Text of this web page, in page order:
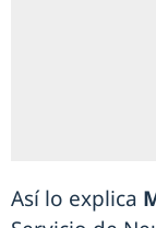
Así lo explica